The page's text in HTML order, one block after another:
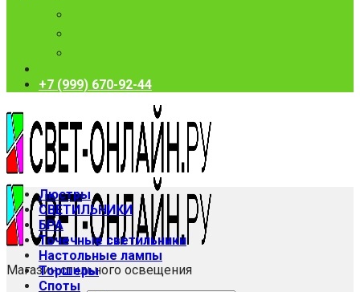
+7 (999) 670-92-44
Магазин стильного освещения
Люстры
СВЕТИЛЬНИКИ
БРА
Точечные светильники
Настольные лампы
Торшеры
Споты